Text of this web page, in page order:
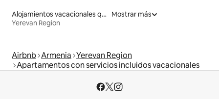
Alojamientos vacacionales que admiten mascotas
Yerevan Region
Mostrar más
Airbnb Armenia Yerevan Region
Apartamentos con servicios incluidos vacacionales